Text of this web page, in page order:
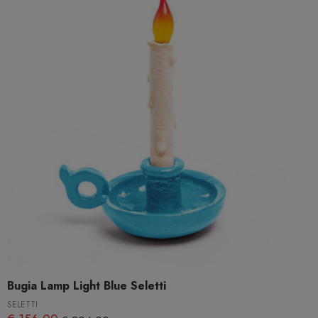
Bugia Lamp Light Blue Seletti
SELETTI